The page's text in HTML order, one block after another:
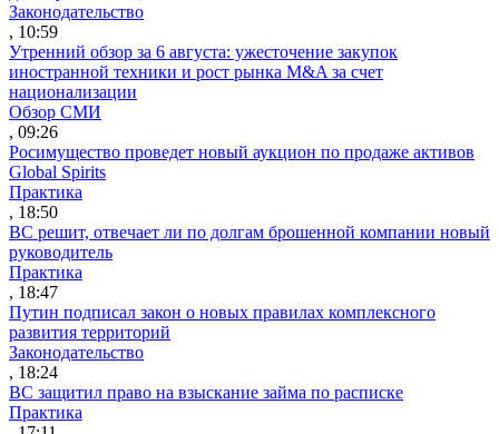
Законодательство
, 10:59
Утренний обзор за 6 августа: ужесточение закупок
иностранной техники и рост рынка M&A за счет
национализации
Обзор СМИ
, 09:26
Росимущество проведет новый аукцион по продаже активов
Global Spirits
Практика
, 18:50
ВС решит, отвечает ли по долгам брошенной компании новый
руководитель
Практика
, 18:47
Путин подписал закон о новых правилах комплексного
развития территорий
Законодательство
, 18:24
ВС защитил право на взыскание займа по расписке
Практика